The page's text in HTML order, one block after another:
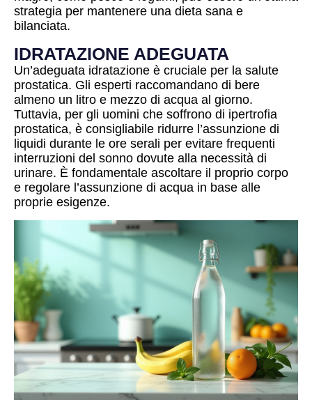
strategia per mantenere una dieta sana e
bilanciata.
IDRATAZIONE ADEGUATA
Un’adeguata idratazione è cruciale per la salute
prostatica. Gli esperti raccomandano di bere
almeno un litro e mezzo di acqua al giorno.
Tuttavia, per gli uomini che soffrono di ipertrofia
prostatica, è consigliabile ridurre l’assunzione di
liquidi durante le ore serali per evitare frequenti
interruzioni del sonno dovute alla necessità di
urinare. È fondamentale ascoltare il proprio corpo
e regolare l’assunzione di acqua in base alle
proprie esigenze.